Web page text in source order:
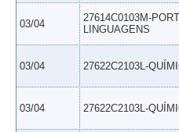
03/04
27614C0103M-
LINGUAGENS
03/04 27622C2103L-
03/04 27622C2103L-